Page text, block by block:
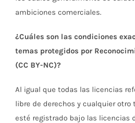
ambiciones comerciales.
¿Cuáles son las condiciones
temas protegidos por
(CC BY-NC)?
Al igual que todas las licencias
libre de derechos y cualquier otro
esté registrado bajo las licencias